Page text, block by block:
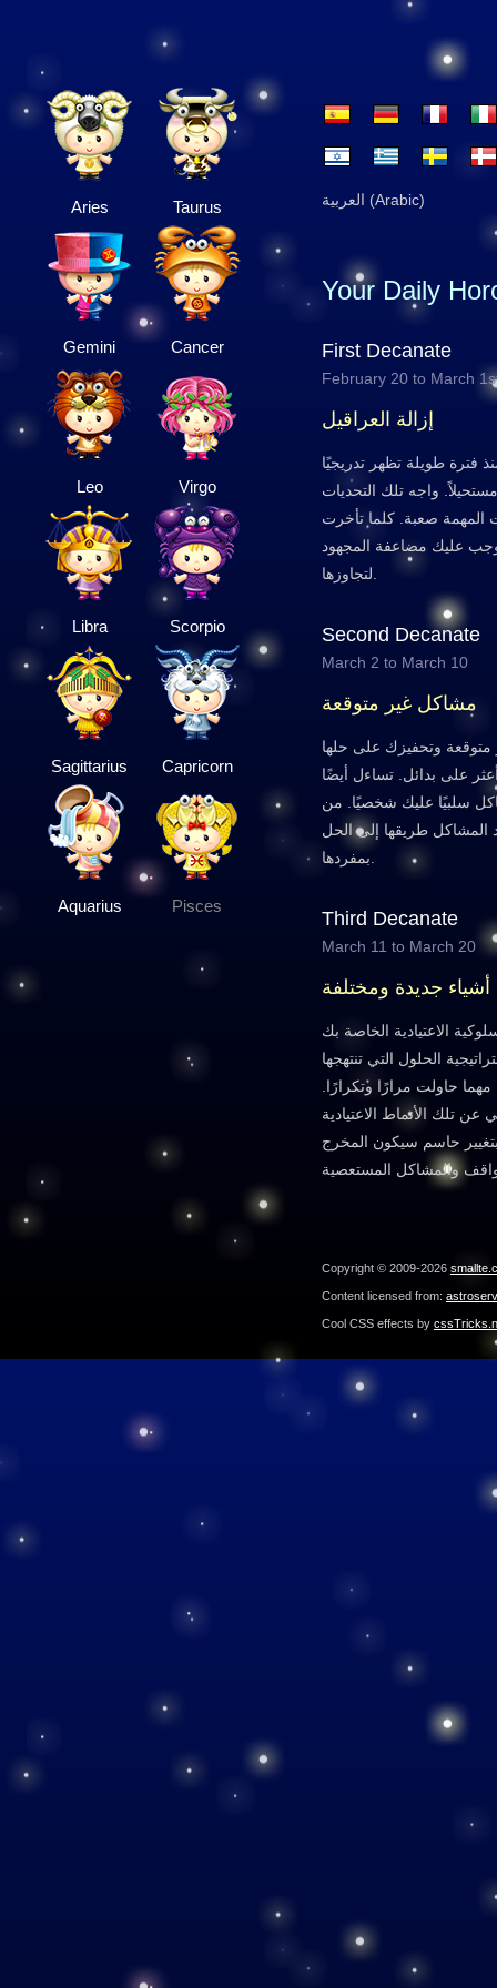
Aries Taurus
Gemini Cancer
Leo Virgo
Libra Scorpio
Sagittarius Capricorn
Aquarius Pisces
العربية (Arabic)
Your Daily
First Decanate
February 20 to March
إزالة العراقيل
فترة طويلة تظهر تدريجيًا
واجه تلك التحديات
صعبة. كلما تأخرت
عليك مضاعفة المجهود
Second Decanate
March 2 to March 10
مشاكل غير متوقعة
متوقعة وتحفيزك على حلها
على بدائل. تساءل أيضًا
سلبيًا عليك شخصيًا. من
المشاكل طريقها إلى الحل
Third Decanate
March 11 to March 20
جديدة ومختلفة
الاعتيادية الخاصة بك
الحلول التي تنتهجها
حاولت مرارًا وتكرارًا.
عن تلك الأنماط الاعتيادية
بتغيير حاسم سيكون المخرج
Copyright © 2009-2026
Content licensed from:
Cool CSS effects by